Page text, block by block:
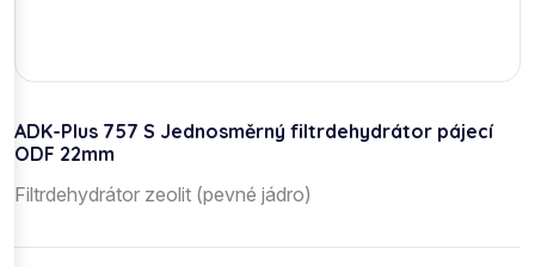
ADK-Plus 757 S Jednosměrný filtrdehydrátor pájecí
ODF 22mm
Filtrdehydrátor zeolit (pevné jádro)